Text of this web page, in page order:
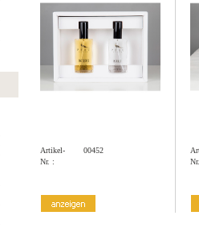
Artikel-
Nr. :
00452